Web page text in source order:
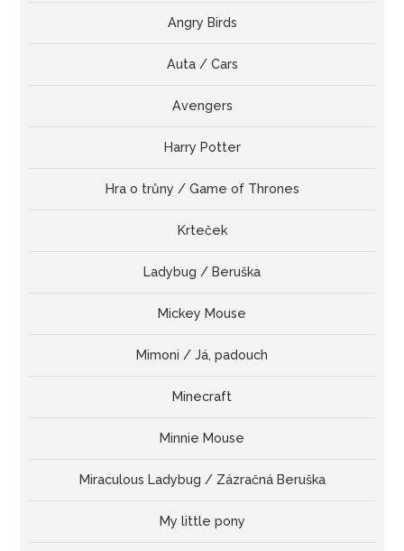
Angry Birds
Auta / Cars
Avengers
Harry Potter
Hra o trůny / Game of Thrones
Krteček
Ladybug / Beruška
Mickey Mouse
Mimoni / Já, padouch
Minecraft
Minnie Mouse
Miraculous Ladybug / Zázračná Beruška
My little pony